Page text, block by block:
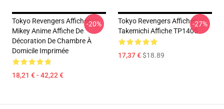
Tokyo Revengers Affiches -
Mikey Anime Affiche De
Décoration De Chambre À
Domicile Imprimée
18,21 € - 42,22 €
-20%
Tokyo Revengers Affiches -
Takemichi Affiche TP1405
17,37 €$18.89
-27%